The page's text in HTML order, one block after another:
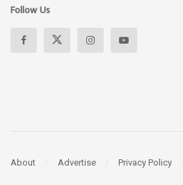
Follow Us
About Advertise Privacy Policy